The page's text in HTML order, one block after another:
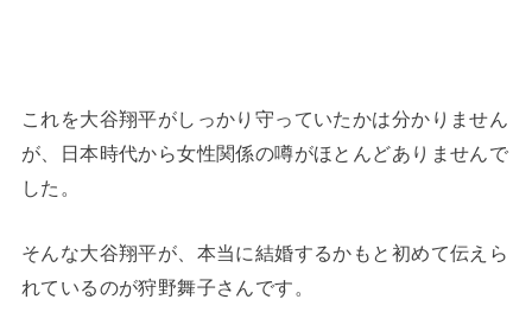
これを大谷翔平がしっかり守っていたかは分かりません
が、日本時代から女性関係の噂がほとんどありませんで
した。
そんな大谷翔平が、本当に結婚するかもと初めて伝えら
れているのが狩野舞子さんです。